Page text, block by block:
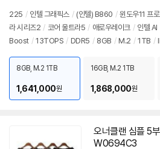
225 / 인텔 그래픽스 / (인텔) B860 / 윈도우11 프로
라 시리즈2 / 코어 울트라5 / 애로우레이크 / 인텔 AI
Boost / 13TOPS / DDR5 / 8GB / M.2 / 1TB /
타입 5Gbps / 파워서플라이 / 미들타워 / 6.66kg
8GB, M.2 1TB
1,641,000원
16GB, M.2 1TB
1,868,000원
오너클랜 심플 5
W0694C3